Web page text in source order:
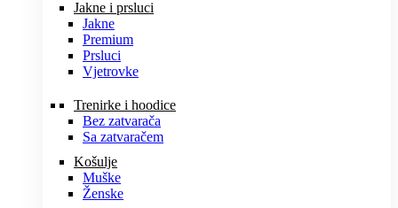
Jakne i prsluci
Jakne
Premium
Prsluci
Vjetrovke
Trenirke i hoodice
Bez zatvarača
Sa zatvaračem
Košulje
Muške
Ženske